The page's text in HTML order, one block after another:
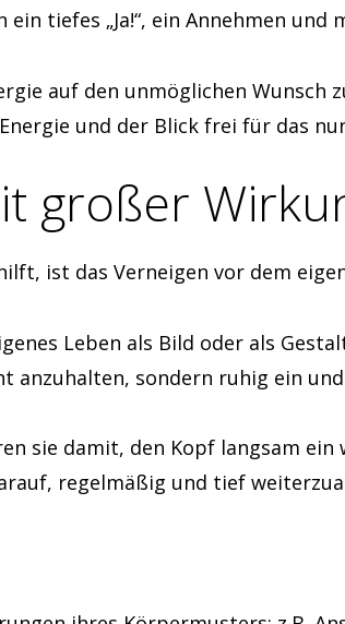
tiefes „Ja!“, ein Annehmen und
auf den unmöglichen
und der Blick frei für das
großer
ist das Verneigen vor dem
Leben als Bild oder als
sondern ruhig ein
sie damit, den Kopf langsam
regelmäßig und tief